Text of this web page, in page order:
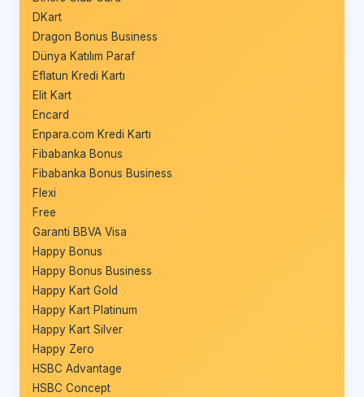
DKart
Dragon Bonus Business
Dünya Katılım Paraf
Eflatun Kredi Kartı
Elit Kart
Encard
Enpara.com Kredi Kartı
Fibabanka Bonus
Fibabanka Bonus Business
Flexi
Free
Garanti BBVA Visa
Happy Bonus
Happy Bonus Business
Happy Kart Gold
Happy Kart Platinum
Happy Kart Silver
Happy Zero
HSBC Advantage
HSBC Concept